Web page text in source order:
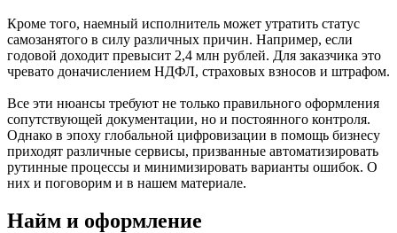
Кроме того, наемный исполнитель может утратить статус
самозанятого в силу различных причин. Например, если
годовой доходит превысит 2,4 млн рублей. Для заказчика это
чревато доначислением НДФЛ, страховых взносов и штрафом.
Все эти нюансы требуют не только правильного оформления
сопутствующей документации, но и постоянного контроля.
Однако в эпоху глобальной цифровизации в помощь бизнесу
приходят различные сервисы, призванные автоматизировать
рутинные процессы и минимизировать варианты ошибок. О
них и поговорим и в нашем материале.
Найм и оформление